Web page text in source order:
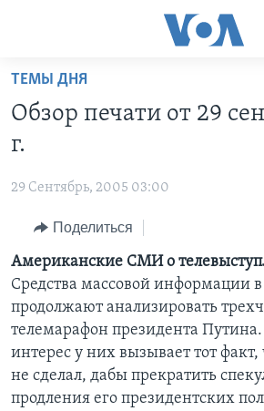
Перейти
основной
контент
навигации
Перейти
поиск
ГЛАВНОЕ
ПРОГРАММЫ
НОВОСТИ ЗА МИНУТУ
ИТОГИ
ПОЧЕМУ ЭТО ВАЖНО?
ДИСКУССИЯ VOA
ДЕТАЛИ
НЬЮ-ЙОРК NEW YORK
АМЕРИКА. БОЛЬШОЕ ПУТЕШЕСТВИЕ
УЧИМ АНГЛИЙСКИЙ
НАША АМЕРИКАНСКАЯ ИСТОРИЯ
А КАК В АМЕРИКЕ?
АРТЕФАКТЫ
АМЕРИКАНСКИЕ ГОРОДКИ
ТЕСТЫ
ЭКСПЕРТИЗА
ИНТЕРВЬЮ
ФАКТЫ ПРОТИВ ФЕЙКОВ
ЗА СВОБОДУ ПРЕССЫ
УЧИМ АНГЛИЙСКИЙ
ВИДЕО
ПОДПИСКА НА НОВОСТИ
ТЕМЫ ДНЯ
Обзор печати от 29
г.
29 Сентябрь, 2005 03:00
Поделиться
Американские СМИ о
Средства массовой информации
продолжают анализировать
телемарафон президента
интерес у них вызывает тот
не сделал, дабы прекратить
продления его президентских